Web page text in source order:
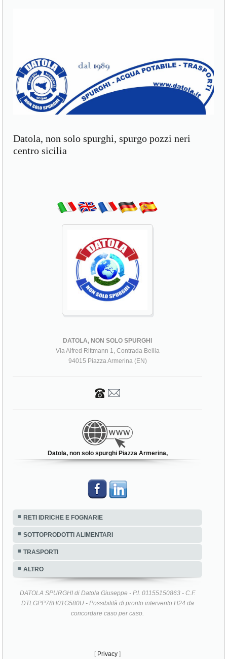
Datola, non solo spurghi, spurgo pozzi neri
centro sicilia
DATOLA, NON SOLO SPURGHI
Via Alfred Rittmann 1, Contrada Bellia
Datola, non solo spurghi Piazza Armerina,
DATOLA SPURGHI di Datola Giuseppe - P.I. 01155150863 - C.F.
DTLGPP78H01G580U - Possibilità di pronto intervento H24 da